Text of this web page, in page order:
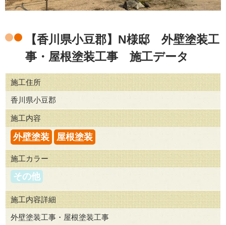
【香川県小豆郡】N様邸 外壁塗装工
事・屋根塗装工事 施工データ
施工住所
香川県小豆郡
施工内容
外壁塗装 屋根塗装
施工カラー
その他
施工内容詳細
外壁塗装工事・屋根塗装工事